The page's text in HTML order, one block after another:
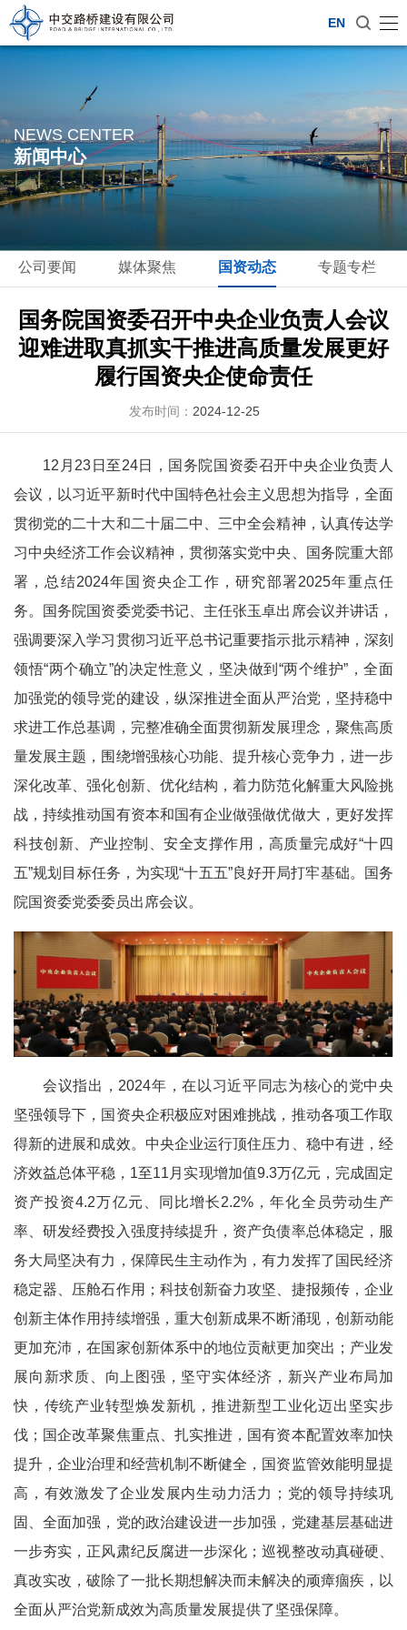
EN
NEWS CENTER
新闻中心
公司要闻 媒体聚焦 国资动态 专题专栏
国务院国资委召开中央企业负责人会议
迎难进取真抓实干推进高质量发展更好
履行国资央企使命责任
发布时间： 2024-12-25
12月23日至24日，国务院国资委召开中央企业负责人
会议，以习近平新时代中国特色社会主义思想为指导，全面
贯彻党的二十大和二十届二中、三中全会精神，认真传达学
习中央经济工作会议精神，贯彻落实党中央、国务院重大部
署，总结2024年国资央企工作，研究部署2025年重点任
务。国务院国资委党委书记、主任张玉卓出席会议并讲话，
强调要深入学习贯彻习近平总书记重要指示批示精神，深刻
领悟“两个确立”的决定性意义，坚决做到“两个维护”，全面
加强党的领导党的建设，纵深推进全面从严治党，坚持稳中
求进工作总基调，完整准确全面贯彻新发展理念，聚焦高质
量发展主题，围绕增强核心功能、提升核心竞争力，进一步
深化改革、强化创新、优化结构，着力防范化解重大风险挑
战，持续推动国有资本和国有企业做强做优做大，更好发挥
科技创新、产业控制、安全支撑作用，高质量完成好“十四
五”规划目标任务，为实现“十五五”良好开局打牢基础。国务
院国资委党委委员出席会议。
会议指出，2024年，在以习近平同志为核心的党中央
坚强领导下，国资央企积极应对困难挑战，推动各项工作取
得新的进展和成效。中央企业运行顶住压力、稳中有进，经
济效益总体平稳，1至11月实现增加值9.3万亿元，完成固定
资产投资4.2万亿元、同比增长2.2%，年化全员劳动生产
率、研发经费投入强度持续提升，资产负债率总体稳定，服
务大局坚决有力，保障民生主动作为，有力发挥了国民经济
稳定器、压舱石作用；科技创新奋力攻坚、捷报频传，企业
创新主体作用持续增强，重大创新成果不断涌现，创新动能
更加充沛，在国家创新体系中的地位贡献更加突出；产业发
展向新求质、向上图强，坚守实体经济，新兴产业布局加
快，传统产业转型焕发新机，推进新型工业化迈出坚实步
伐；国企改革聚焦重点、扎实推进，国有资本配置效率加快
提升，企业治理和经营机制不断健全，国资监管效能明显提
高，有效激发了企业发展内生动力活力；党的领导持续巩
固、全面加强，党的政治建设进一步加强，党建基层基础进
一步夯实，正风肃纪反腐进一步深化；巡视整改动真碰硬、
真改实改，破除了一批长期想解决而未解决的顽瘴痼疾，以
全面从严治党新成效为高质量发展提供了坚强保障。